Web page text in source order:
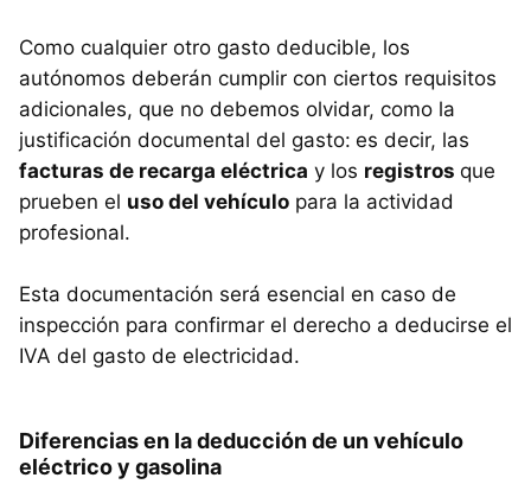
Como cualquier otro gasto deducible, los
autónomos deberán cumplir con ciertos requisitos
adicionales, que no debemos olvidar, como la
justificación documental del gasto: es decir, las
facturas de recarga eléctrica y los registros que
prueben el uso del vehículo para la actividad
profesional.
Esta documentación será esencial en caso de
inspección para confirmar el derecho a deducirse el
IVA del gasto de electricidad.
Diferencias en la deducción de un vehículo
eléctrico y gasolina